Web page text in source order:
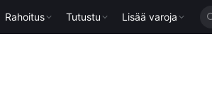
Rahoitus Tutustu Lisää varoja